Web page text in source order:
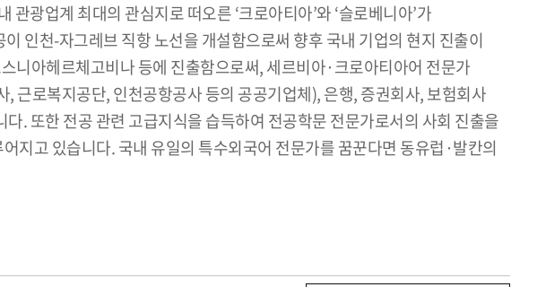
광업계 최대의 관심지로 떠오른 ‘크로아티아’와 ‘슬로베니아’가
인천-자그레브 직항 노선을 개설함으로써 향후 국내 기업의 현지 진출이
니아헤르체고비나 등에 진출함으로써, 세르비아·크로아티아어 전문가
근로복지공단, 인천공항공사 등의 공공기업체), 은행, 증권회사, 보험회사
. 또한 전공 관련 고급지식을 습득하여 전공학문 전문가로서의 사회 진출을
지고 있습니다. 국내 유일의 특수외국어 전문가를 꿈꾼다면 동유럽·발칸의